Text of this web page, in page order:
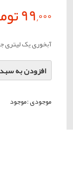
99,000 تومان
آبخوری یک لیتری
افزودن به
موجودی :موجود